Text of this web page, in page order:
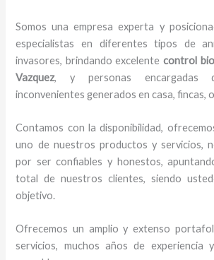
Somos una empresa experta y
especialistas en diferentes tipos de
invasores, brindando excelente control
Vazquez, y personas encargadas
inconvenientes generados en casa, fincas,
Contamos con la disponibilidad,
uno de nuestros productos y servicios,
por ser confiables y honestos,
total de nuestros clientes, siendo
objetivo.
Ofrecemos un amplio y extenso
servicios, muchos años de experiencia